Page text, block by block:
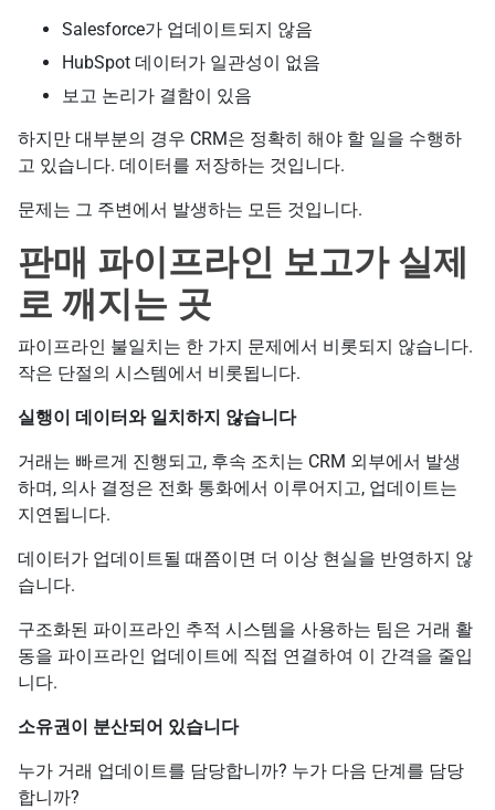
Salesforce가 업데이트되지 않음
HubSpot 데이터가 일관성이 없음
보고 논리가 결함이 있음
하지만 대부분의 경우 CRM은 정확히 해야 할 일을 수행하
고 있습니다. 데이터를 저장하는 것입니다.
문제는 그 주변에서 발생하는 모든 것입니다.
판매 파이프라인 보고가 실제
로 깨지는 곳
파이프라인 불일치는 한 가지 문제에서 비롯되지 않습니다.
작은 단절의 시스템에서 비롯됩니다.
실행이 데이터와 일치하지 않습니다
거래는 빠르게 진행되고, 후속 조치는 CRM 외부에서 발생
하며, 의사 결정은 전화 통화에서 이루어지고, 업데이트는
지연됩니다.
데이터가 업데이트될 때쯤이면 더 이상 현실을 반영하지 않
습니다.
구조화된 파이프라인 추적 시스템을 사용하는 팀은 거래 활
동을 파이프라인 업데이트에 직접 연결하여 이 간격을 줄입
니다.
소유권이 분산되어 있습니다
누가 거래 업데이트를 담당합니까? 누가 다음 단계를 담당
합니까?